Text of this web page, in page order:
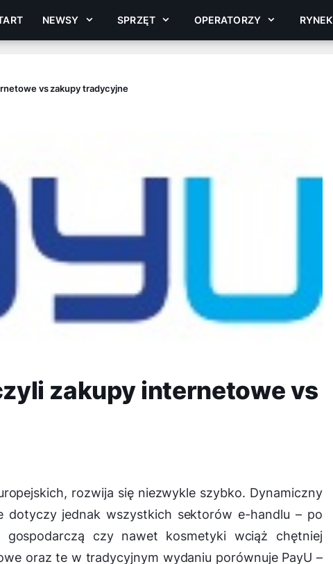
NEWSY SPRZĘT OPERATORZY RYNEK
vs zakupy tradycyjne
zakupy internetowe vs
rozwija się niezwykle szybko. Dynamiczny
jednak wszystkich sektorów e-handlu – po
gospodarczą czy nawet kosmetyki wciąż chętniej
oraz te w tradycyjnym wydaniu porównuje PayU –